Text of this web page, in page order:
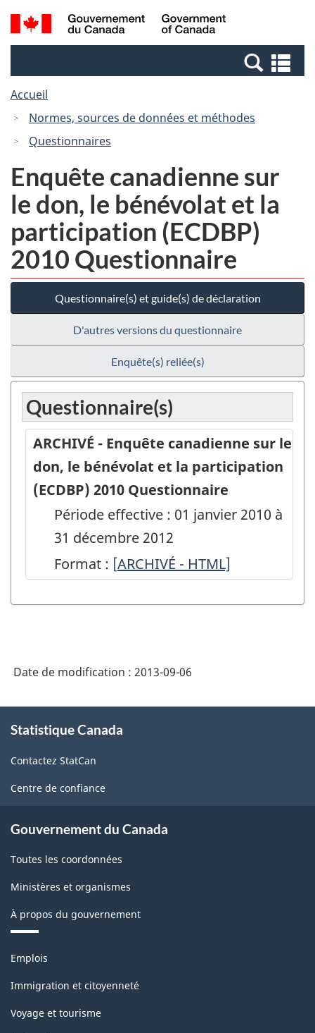
Passer
au
Passer
à
Canada
Recherche
et
et
Accueil
Normes, sources de données et méthodes
Questionnaires
Enquête canadienne sur
le don, le bénévolat et la
participation (ECDBP)
2010 Questionnaire
Questionnaire(s) et guide(s) de déclaration
D'autres versions du questionnaire
Enquête(s) reliée(s)
Questionnaire(s)
ARCHIVÉ - Enquête canadienne sur le
don, le bénévolat et la participation
(ECDBP) 2010 Questionnaire
Période effective : 01 janvier 2010 à
31 décembre 2012
Format : [ARCHIVÉ
Enquête
le
don,
le
participation
2010
Questionnaire
-
HTML
ARCHIVÉ - HTML]
Date de modification : 2013-09-06
propos
ce
site
Statistique Canada
Contactez StatCan
Centre de confiance
Gouvernement du Canada
Toutes les coordonnées
Ministères et organismes
À propos du gouvernement
Thèmes
sujets
Emplois
Immigration et citoyenneté
Voyage et tourisme